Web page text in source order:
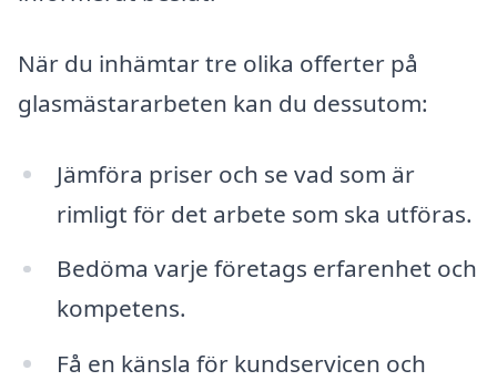
När du inhämtar tre olika offerter på
glasmästararbeten kan du dessutom:
Jämföra priser och se vad som är
rimligt för det arbete som ska utföras.
Bedöma varje företags erfarenhet och
kompetens.
Få en känsla för kundservicen och